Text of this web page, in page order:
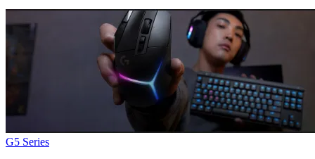
G5 Series